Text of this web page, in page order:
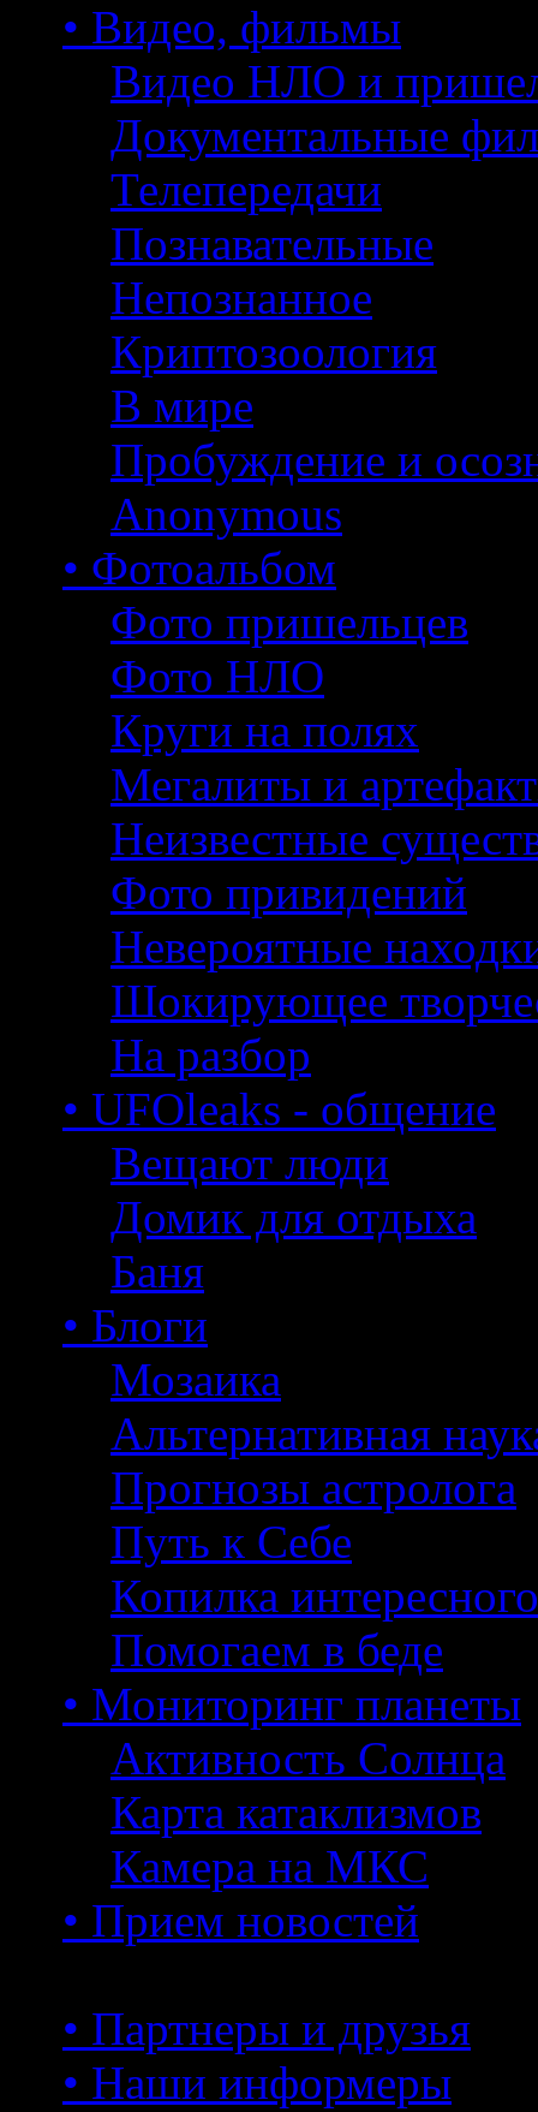
• Видео, фильмы
Видео НЛО и
Документальные
Телепередачи
Познавательные
Непознанное
Криптозоология
В мире
Пробуждение и
Anonymous
• Фотоальбом
Фото пришельцев
Фото НЛО
Круги на полях
Мегалиты и
Неизвестные
Фото привидений
Невероятные
Шокирующее
На разбор
• UFOleaks - общение
Вещают люди
Домик для отдыха
Баня
• Блоги
Мозаика
Альтернативная
Прогнозы астролога
Путь к Себе
Копилка интересного
Помогаем в беде
• Мониторинг планеты
Активность Солнца
Карта катаклизмов
Камера на МКС
• Прием новостей
• Партнеры и друзья
• Наши информеры